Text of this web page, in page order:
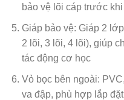
bảo vệ lõi cáp trước
Giáp bảo vệ: Giáp 2
2 lõi, 3 lõi, 4 lõi), giúp
tác động cơ học
Vỏ bọc bên ngoài:
va đập, phù hợp lắp